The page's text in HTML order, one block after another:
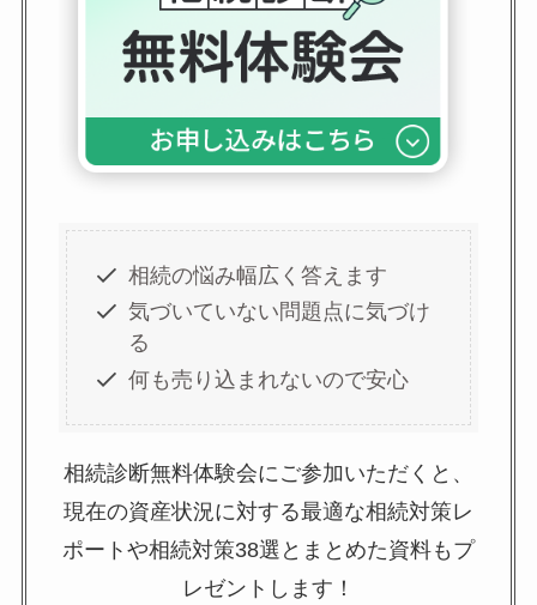
相続の悩み幅広く答えます
気づいていない問題点に気づけ
る
何も売り込まれないので安心
相続診断無料体験会にご参加いただくと、
現在の資産状況に対する最適な相続対策レ
ポートや相続対策38選とまとめた資料もプ
レゼントします！